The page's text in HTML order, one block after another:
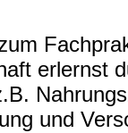
erlernst
und